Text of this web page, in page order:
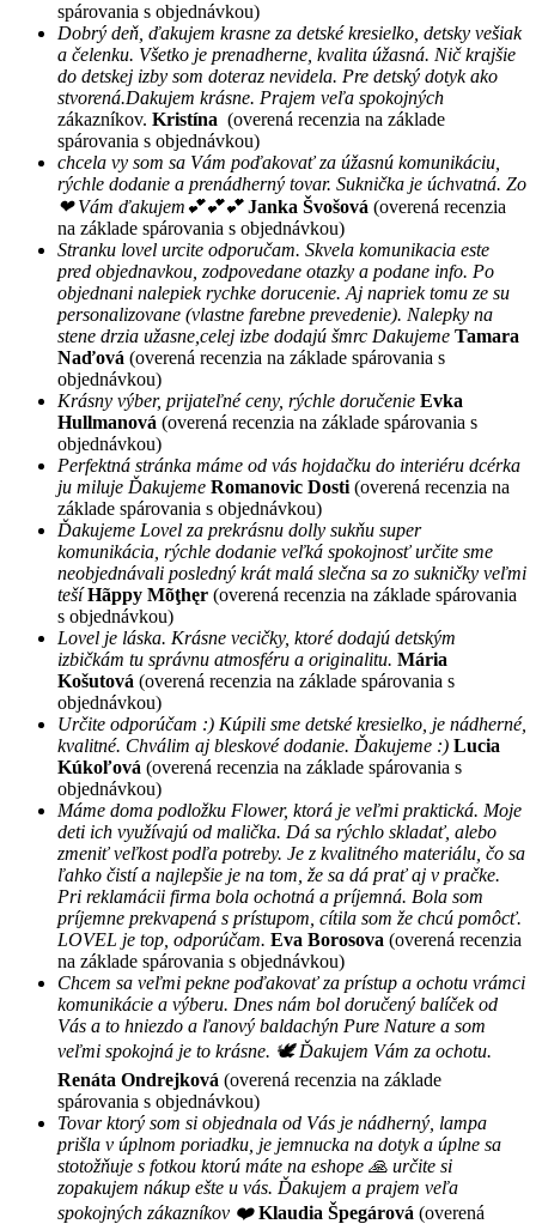
spárovania s objednávkou)
Dobrý deň, ďakujem krasne za detské kresielko, detsky vešiak
a čelenku. Všetko je prenadherne, kvalita úžasná. Nič krajšie
do detskej izby som doteraz nevidela. Pre detský dotyk ako
stvorená.Dakujem krásne. Prajem veľa spokojných
zákazníkov. Kristína (overená recenzia na základe
spárovania s objednávkou)
chcela vy som sa Vám poďakovať za úžasnú komunikáciu,
rýchle dodanie a prenádherný tovar. Suknička je úchvatná. Zo
❤ Vám ďakujem💕💕💕 Janka Švošová (overená recenzia
na základe spárovania s objednávkou)
Stranku lovel urcite odporučam. Skvela komunikacia este
pred objednavkou, zodpovedane otazky a podane info. Po
objednani nalepiek rychke dorucenie. Aj napriek tomu ze su
personalizovane (vlastne farebne prevedenie). Nalepky na
stene drzia užasne,celej izbe dodajú šmrc Dakujeme Tamara
Naďová (overená recenzia na základe spárovania s
objednávkou)
Krásny výber, prijateľné ceny, rýchle doručenie Evka
Hullmanová (overená recenzia na základe spárovania s
objednávkou)
Perfektná stránka máme od vás hojdačku do interiéru dcérka
ju miluje Ďakujeme Romanovic Dosti (overená recenzia na
základe spárovania s objednávkou)
Ďakujeme Lovel za prekrásnu dolly sukňu super
komunikácia, rýchle dodanie veľká spokojnosť určite sme
neobjednávali posledný krát malá slečna sa zo sukničky veľmi
tešíHãppy Mõţhęr (overená recenzia na základe spárovania
s objednávkou)
Lovel je láska. Krásne vecičky, ktoré dodajú detským
izbičkám tu správnu atmosféru a originalitu. Mária
Košutová (overená recenzia na základe spárovania s
objednávkou)
Určite odporúčam :) Kúpili sme detské kresielko, je nádherné,
kvalitné. Chválim aj bleskové dodanie. Ďakujeme :) Lucia
Kúkoľová (overená recenzia na základe spárovania s
objednávkou)
Máme doma podložku Flower, ktorá je veľmi praktická. Moje
deti ich využívajú od malička. Dá sa rýchlo skladať, alebo
zmeniť veľkost podľa potreby. Je z kvalitného materiálu, čo sa
ľahko čistí a najlepšie je na tom, že sa dá prať aj v pračke.
Pri reklamácii firma bola ochotná a príjemná. Bola som
príjemne prekvapená s prístupom, cítila som že chcú pomôcť.
LOVEL je top, odporúčam. Eva Borosova (overená recenzia
na základe spárovania s objednávkou)
Chcem sa veľmi pekne poďakovať za prístup a ochotu vrámci
komunikácie a výberu. Dnes nám bol doručený balíček od
Vás a to hniezdo a ľanový baldachýn Pure Nature a som
veľmi spokojná je to krásne. 🕊 Ďakujem Vám za ochotu.
Renáta Ondrejková (overená recenzia na základe
spárovania s objednávkou)
Tovar ktorý som si objednala od Vás je nádherný, lampa
prišla v úplnom poriadku, je jemnucka na dotyk a úplne sa
stotožňuje s fotkou ktorú máte na eshope 🙏 určite si
zopakujem nákup ešte u vás. Ďakujem a prajem veľa
spokojných zákazníkov ❤️ Klaudia Špegárová (overená